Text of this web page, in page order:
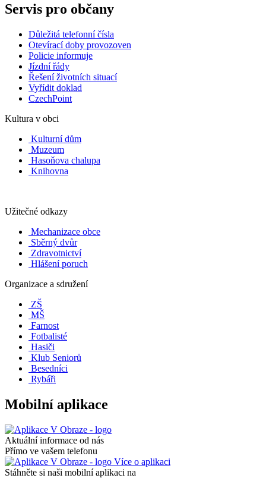
Servis pro občany
Důležitá telefonní čísla
Otevírací doby provozoven
Policie informuje
Jízdní řády
Řešení životních situací
Vyřídit doklad
CzechPoint
Kultura v obci
Kulturní dům
Muzeum
Hasoňova chalupa
Knihovna
Užitečné odkazy
Mechanizace obce
Sběrný dvůr
Zdravotnictví
Hlášení poruch
Organizace a sdružení
ZŠ
MŠ
Farnost
Fotbalisté
Hasiči
Klub Seniorů
Besedníci
Rybáři
Mobilní aplikace
Aktuální informace od nás
Přímo ve vašem telefonu
Více o aplikaci
Stáhněte si naši mobilní aplikaci na